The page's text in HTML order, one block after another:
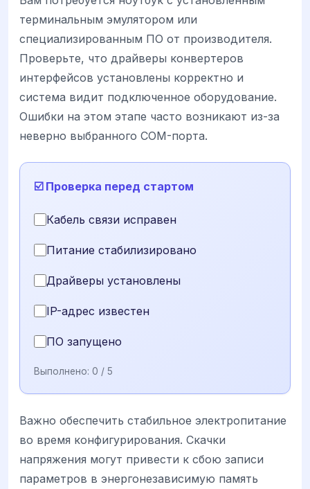
терминальным эмулятором или
специализированным ПО от производителя.
Проверьте, что драйверы конвертеров
интерфейсов установлены корректно и
система видит подключенное оборудование.
Ошибки на этом этапе часто возникают из-за
неверно выбранного COM-порта.
☑️ Проверка перед стартом
Кабель связи исправен
Питание стабилизировано
Драйверы установлены
IP-адрес известен
ПО запущено
Выполнено: 0 / 5
Важно обеспечить стабильное электропитание
во время конфигурирования. Скачки
напряжения могут привести к сбою записи
параметров в энергонезависимую память